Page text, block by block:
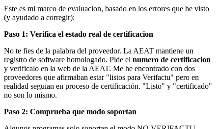
Este es mi marco de evaluacion, basado en los errores que he visto
(y ayudado a corregir):
Paso 1: Verifica el estado real de certificacion
No te fies de la palabra del proveedor. La AEAT mantiene un
registro de software homologado. Pide el numero de certificacion
y verificalo en la web de la AEAT. Me he encontrado con dos
proveedores que afirmaban estar "listos para Verifactu" pero en
realidad seguian en proceso de certificación. "Listo" y "certificado"
no son lo mismo.
Paso 2: Comprueba que modo soportan